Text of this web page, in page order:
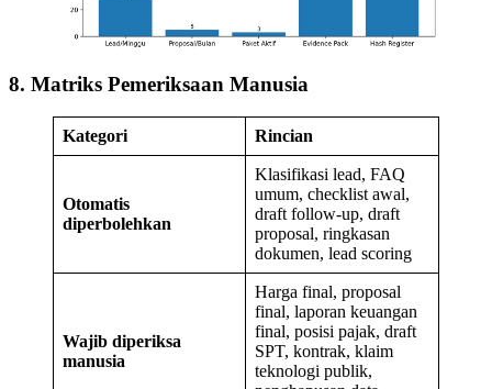
8. Matriks Pemeriksaan Manusia
Kategori Rincian
Otomatis
diperbolehkan
Klasifikasi lead, FAQ
umum, checklist awal,
draft follow-up, draft
proposal, ringkasan
dokumen, lead scoring
Wajib diperiksa
manusia
Harga final, proposal
final, laporan keuangan
final, posisi pajak, draft
SPT, kontrak, klaim
teknologi publik,